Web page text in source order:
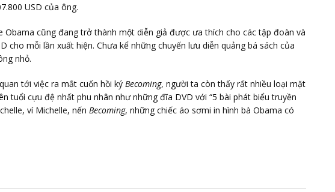
USD của ông.
Obama cũng đang trở thành một diễn giả được ưa thích cho các tập đoàn và
cho mỗi lần xuất hiện. Chưa kể những chuyến lưu diễn quảng bá sách của
nhỏ.
tới việc ra mắt cuốn hồi ký Becoming, người ta còn thấy rất nhiều loại mặt
tuổi cựu đệ nhất phu nhân như những đĩa DVD với “5 bài phát biểu truyền
ví Michelle, nến Becoming, những chiếc áo sơmi in hình bà Obama có